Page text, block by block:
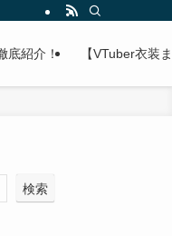
底紹介！ 【VTuber衣装
検索